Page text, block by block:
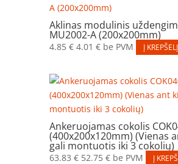
Aklinas modulinis
MU2002-A (200x200mm)
4.85 € 4.01 €be PVM Į KREPŠELĮ
Ankeruojamas cokolis
(400x200x120mm) (Vienas
gali montuotis iki 3 cokolių)
63.83 € 52.75 €be PVM Į